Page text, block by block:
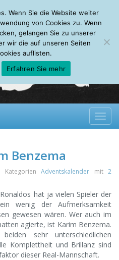
Autoren Leseempfehlungen FAQ
Benzema
KategorienAdventskalender mit2
hat ja vielen Spieler der
wenig der Aufmerksamkeit
gewesen wären. Wer auch im
agierte, ist Karim Benzema.
sehr unterschiedlichen
Komplettheit und Brillanz sind
dieser Real-Mannschaft.
Wenn Sie die Website weiter
von Cookies zu. Wenn
gelangen Sie zu unserer
wir die auf unseren Seiten
auflisten.
Erfahren Sie mehr